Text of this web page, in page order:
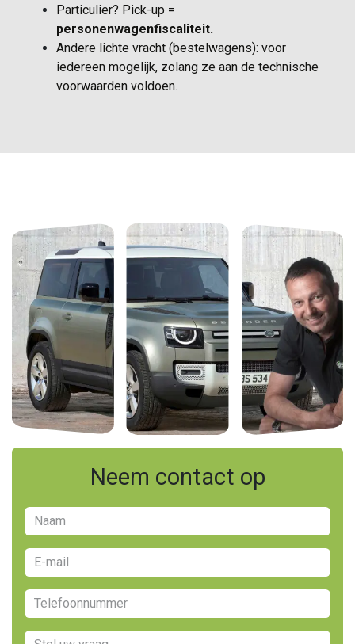
Particulier? Pick-up =
personenwagenfiscaliteit.
Andere lichte vracht (bestelwagens): voor
iedereen mogelijk, zolang ze aan de technische
voorwaarden voldoen.
Neem contact op